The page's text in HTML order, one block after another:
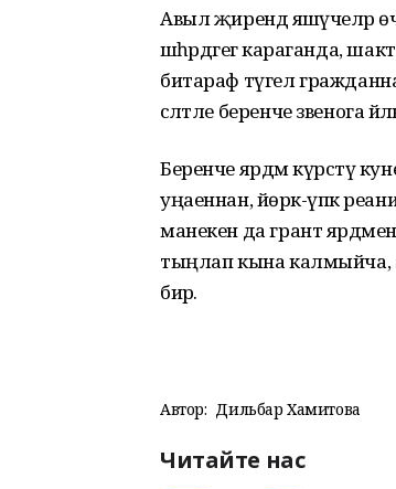
Авыл җирендә яшәүчеләр
шәһәрдәгегә караганда,
битараф түгел гражданнар
сәләтле беренче звенога
Беренче ярдәм күрсәтү
уңаеннан, йөрәк-үпкә
манекен да грант
тыңлап кына калмыйча,
бирә.
Автор: Дильбар Хамитова
Читайте нас